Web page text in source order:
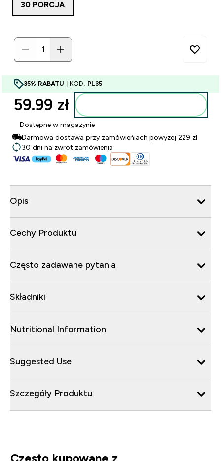
30 PORCJA
35% RABATU | KOD: PL35
59.99 zł‎
Dostępne w magazynie
Darmowa dostawa przy zamówieńiach powyżej 229 zł
30 dni na zwrot zamówienia
Opis
Cechy Produktu
Często zadawane pytania
Składniki
Nutritional Information
Suggested Use
Szczegóły Produktu
Często kupowane z